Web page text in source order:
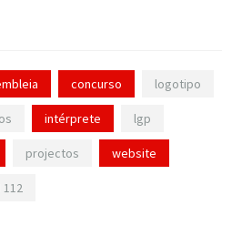
concurso logotipo
intérprete lgp
projectos website
112